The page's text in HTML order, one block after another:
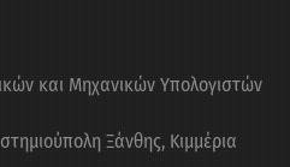
και Μηχανικών Υπολογιστών
Ξάνθης, Κιμμέρια